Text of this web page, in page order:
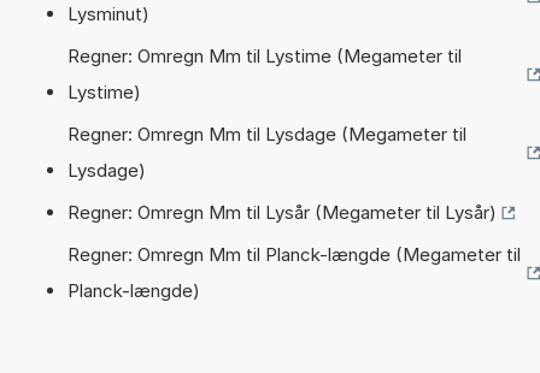
Lysminut)
Regner: Omregn Mm til Lystime (Megameter til
Lystime)
Regner: Omregn Mm til Lysdage (Megameter til
Lysdage)
Regner: Omregn Mm til Lysår (Megameter til Lysår)
Regner: Omregn Mm til Planck-længde (Megameter til
Planck-længde)